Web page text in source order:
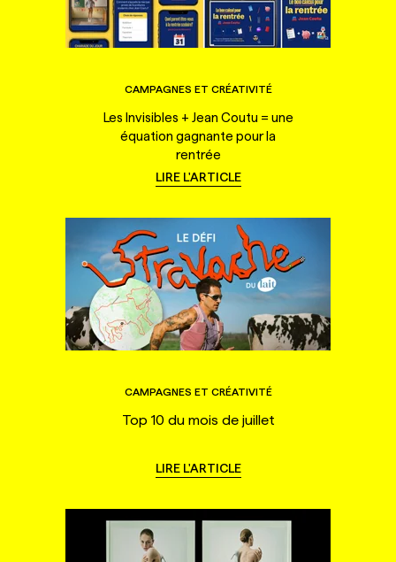
CAMPAGNES ET CRÉATIVITÉ
Les Invisibles + Jean Coutu = une
équation gagnante pour la
rentrée
LIRE L'ARTICLE
CAMPAGNES ET CRÉATIVITÉ
Top 10 du mois de juillet
LIRE L'ARTICLE